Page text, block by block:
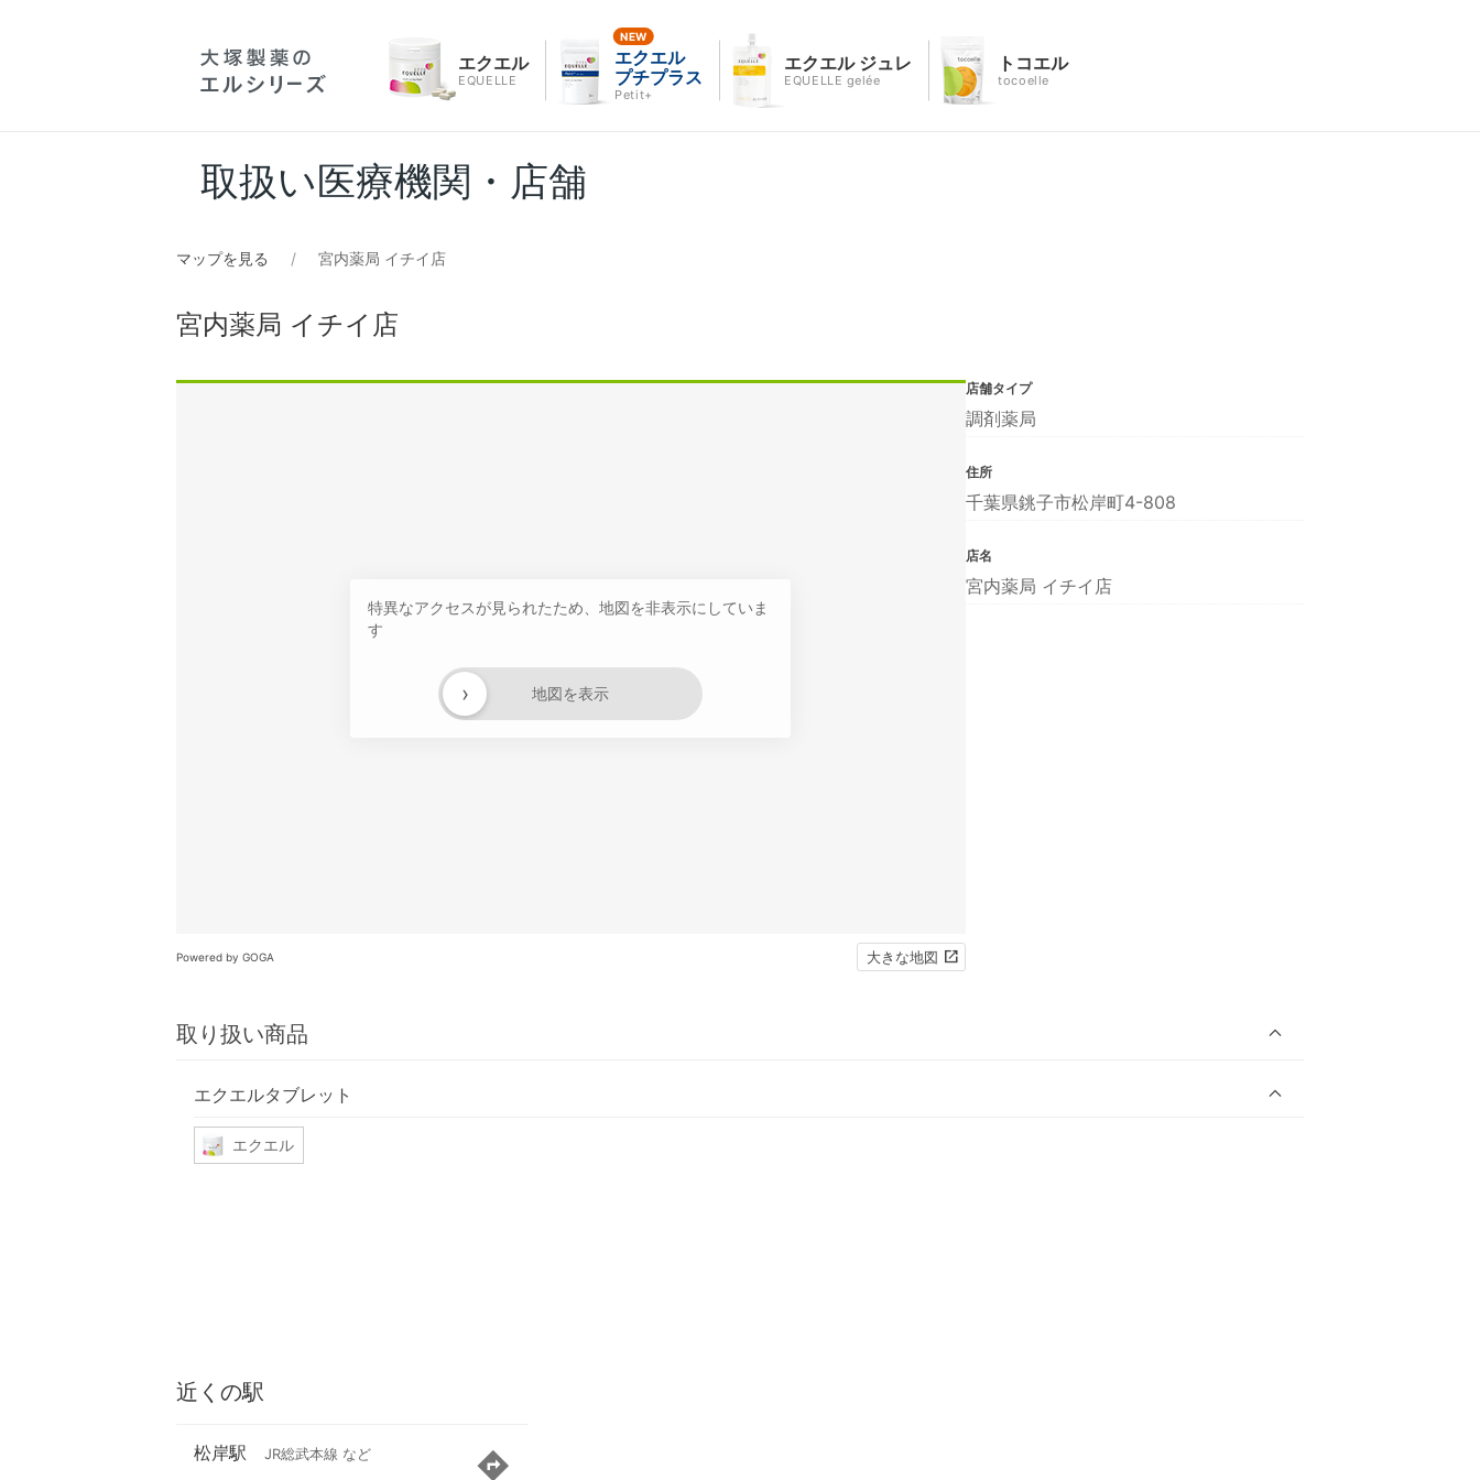
エクエル
EQUELLE
エクエル
プチプラス
Petit+
エクエル ジュレ
EQUELLE gelée
トコエル
tocoelle
取扱い医療機関・店舗
マップを見る 宮内薬局 イチイ店
宮内薬局 イチイ店
特異なアクセスが見られたため、地図を非表示にしていま
す
地図を表示
›
Powered by GOGA 大きな地図
取り扱い商品
エクエルタブレット
エクエル
店舗タイプ
調剤薬局
住所
千葉県銚子市松岸町4-808
店名
宮内薬局 イチイ店
近くの駅
松岸駅 JR総武本線 など